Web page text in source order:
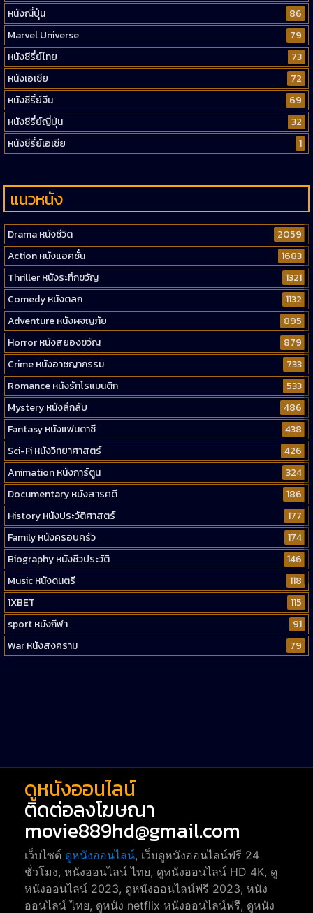
หนังญี่ปุ่น
86
Marvel Universe
79
หนังซีรี่ย์ไทย
73
หนังเอเชีย
72
หนังซีรี่ย์จีน
69
หนังซีรี่ย์ญี่ปุ่น
32
หนังซีรี่ย์เอเชีย
1
แนวหนัง
Drama หนังชีวิต
2059
Action หนังแอคชั่น
1683
Thriller หนังระทึกขวัญ
1321
Comedy หนังตลก
1132
Adventure หนังผจญภัย
895
Horror หนังสยองขวัญ
879
Crime หนังอาชญากรรม
733
Romance หนังรักโรแมนติก
533
Mystery หนังลึกลับ
486
Fantasy หนังแฟนตาซี
438
Sci-Fi หนังวิทยาศาสตร์
426
Animation หนังการ์ตูน
324
Documentary หนังสารคดี
186
History หนังประวัติศาสตร์
177
Family หนังครอบครัว
174
Biography หนังชีวประวัติ
146
Music หนังดนตรี
118
1XBET
115
sport หนังกีฬา
91
War หนังสงคราม
79
ดูหนังออนไลน์
ติดต่อลงโฆษณา
movie889hd@gmail.com
เว็บไซต์ ดูหนังออนไลน์, เว็บดูหนังออนไลน์ฟรี 24
ชั่วโมง, หนังออนไลน์ ไทย, ดูหนังออนไลน์ HD 4K, ดู
หนังออนไลน์ 2023, ดูหนังออนไลน์ฟรี 2023, หนัง
ออนไลน์ ไทย, ดูหนัง netflix หนังออนไลน์ฟรี, ดูหนัง